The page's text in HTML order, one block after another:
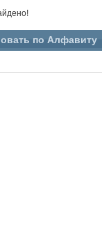
по Алфавиту